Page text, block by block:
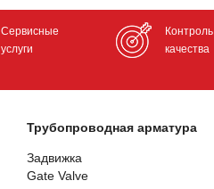
Сервисные
услуги
Контроль
качества
Трубопроводная арматура
Задвижка
Gate Valve